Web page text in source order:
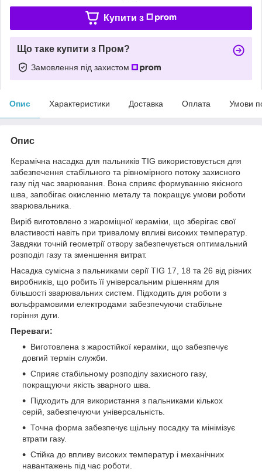
Купити з
Що таке купити з Пром?
Замовлення під захистом
Опис Характеристики Доставка Оплата Умови
Опис
Керамічна насадка для пальників TIG використовується для
забезпечення стабільного та рівномірного потоку захисного
газу під час зварювання. Вона сприяє формуванню якісного
шва, запобігає окисленню металу та покращує умови роботи
зварювальника.
Виріб виготовлено з жароміцної кераміки, що зберігає свої
властивості навіть при тривалому впливі високих температур.
Завдяки точній геометрії отвору забезпечується оптимальний
розподіл газу та зменшення витрат.
Насадка сумісна з пальниками серії TIG 17, 18 та 26 від різних
виробників, що робить її універсальним рішенням для
більшості зварювальних систем. Підходить для роботи з
вольфрамовими електродами забезпечуючи стабільне
горіння дуги.
Переваги:
Виготовлена з жаростійкої кераміки, що забезпечує
довгий термін служби.
Сприяє стабільному розподілу захисного газу,
покращуючи якість зварного шва.
Підходить для використання з пальниками кількох
серій, забезпечуючи універсальність.
Точна форма забезпечує щільну посадку та мінімізує
втрати газу.
Стійка до впливу високих температур і механічних
навантажень під час роботи.